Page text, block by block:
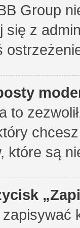
Group
się z
to
które są